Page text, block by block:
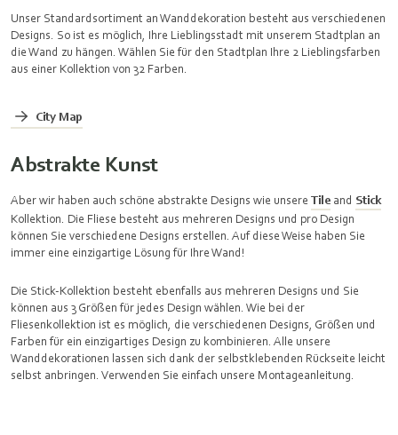
Unser Standardsortiment an Wanddekoration besteht aus verschiedenen
Designs. So ist es möglich, Ihre Lieblingsstadt mit unserem Stadtplan an
die Wand zu hängen. Wählen Sie für den Stadtplan Ihre 2 Lieblingsfarben
aus einer Kollektion von 32 Farben.
City Map
Abstrakte Kunst
Aber wir haben auch schöne abstrakte Designs wie unsere Tile and Stick
Kollektion. Die Fliese besteht aus mehreren Designs und pro Design
können Sie verschiedene Designs erstellen. Auf diese Weise haben Sie
immer eine einzigartige Lösung für Ihre Wand!
Die Stick-Kollektion besteht ebenfalls aus mehreren Designs und Sie
können aus 3 Größen für jedes Design wählen. Wie bei der
Fliesenkollektion ist es möglich, die verschiedenen Designs, Größen und
Farben für ein einzigartiges Design zu kombinieren. Alle unsere
Wanddekorationen lassen sich dank der selbstklebenden Rückseite leicht
selbst anbringen. Verwenden Sie einfach unsere Montageanleitung.